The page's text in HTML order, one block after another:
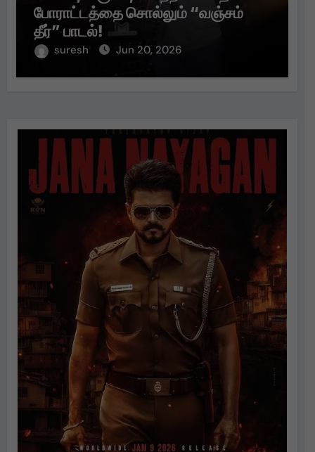
போராட்டத்தை சொல்லும் “வஞ்சம்
தீர்” பாடல்!
suresh Jun 20, 2026